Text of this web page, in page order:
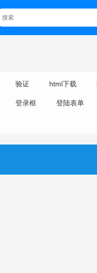
验证 html下载
登录框 登陆表单